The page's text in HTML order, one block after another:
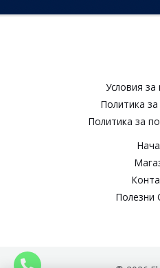
Условия за
Политика за
Политика за
Полезни